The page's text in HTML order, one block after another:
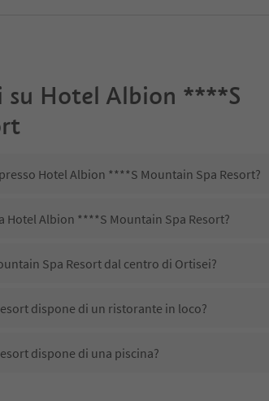
su Hotel Albion ****S
Hotel Albion ****S Mountain Spa Resort?
Hotel Albion ****S Mountain Spa Resort?
Spa Resort dal centro di Ortisei?
dispone di un ristorante in loco?
dispone di una piscina?
accetta animali domestici?
Hotel Albion ****S Mountain Spa Resort?
Spa Resort ricevono l'Alto Adige Guest Pass?